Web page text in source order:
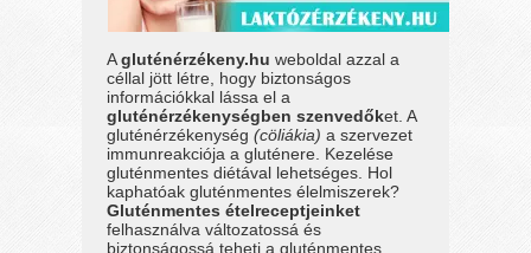
Agluténérzékeny.hu weboldal azzal a
céllal jött létre, hogy biztonságos
információkkal lássa el a
gluténérzékenységben szenvedőket. A
gluténérzékenység(cöliákia) a szervezet
immunreakciója a gluténere. Kezelése
gluténmentes diétával lehetséges. Hol
kaphatóak gluténmentes élelmiszerek?
Gluténmentes ételreceptjeinket
felhasználva változatossá és
biztonságossá teheti a gluténmentes